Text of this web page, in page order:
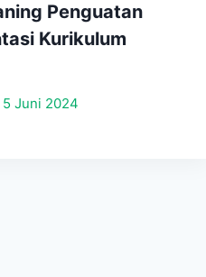
Penguatan
Kurikulum
5 Juni 2024